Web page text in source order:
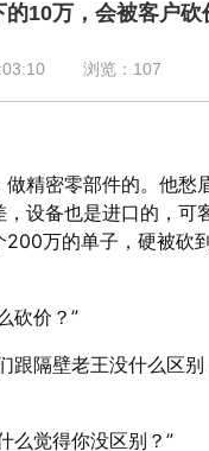
10万，会被客户砍
浏览： 107
精密零部件的。他愁
，设备也是进口的，可
200万的单子，硬被砍
砍价？”
跟隔壁老王没什么区
么觉得你没区别？”